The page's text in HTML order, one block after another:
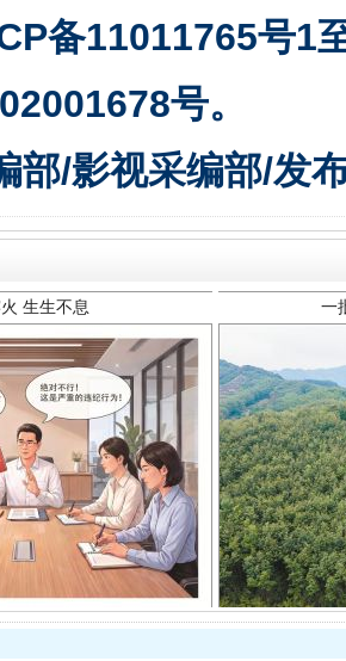
备11011765号1
号。
部/影视采编部/发
生生不息 一
”的免责幌子